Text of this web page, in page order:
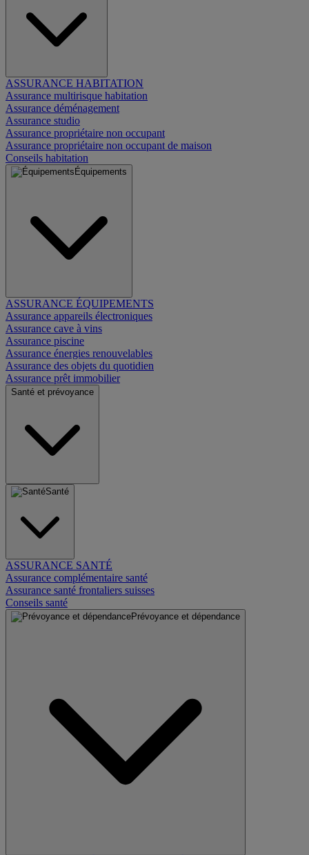
ASSURANCE HABITATION
Assurance multirisque habitation
Assurance déménagement
Assurance studio
Assurance propriétaire non occupant
Assurance propriétaire non occupant de maison
Conseils habitation
Équipements
ASSURANCE ÉQUIPEMENTS
Assurance appareils électroniques
Assurance cave à vins
Assurance piscine
Assurance énergies renouvelables
Assurance des objets du quotidien
Assurance prêt immobilier
Santé et prévoyance
Santé
ASSURANCE SANTÉ
Assurance complémentaire santé
Assurance santé frontaliers suisses
Conseils santé
Prévoyance et dépendance